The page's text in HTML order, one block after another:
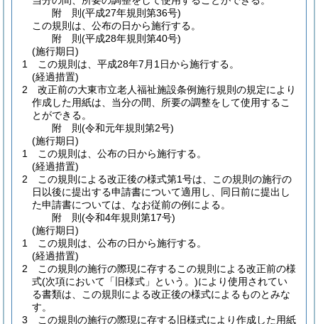
附 則(平成27年規則第36号)
この規則は、公布の日から施行する。
附 則(平成28年規則第40号)
(施行期日)
1
この規則は、平成28年7月1日から施行する。
(経過措置)
2
改正前の大東市立老人福祉施設条例施行規則の規定により
作成した用紙は、当分の間、所要の調整をして使用するこ
とができる。
附 則(令和元年規則第2号)
(施行期日)
1
この規則は、公布の日から施行する。
(経過措置)
2
この規則による改正後の様式第1号は、この規則の施行の
日以後に提出する申請書について適用し、同日前に提出し
た申請書については、なお従前の例による。
附 則(令和4年規則第17号)
(施行期日)
1
この規則は、公布の日から施行する。
(経過措置)
2
この規則の施行の際現に存するこの規則による改正前の様
式(次項において「旧様式」という。)により使用されてい
る書類は、この規則による改正後の様式によるものとみな
す。
3
この規則の施行の際現に存する旧様式により作成した用紙